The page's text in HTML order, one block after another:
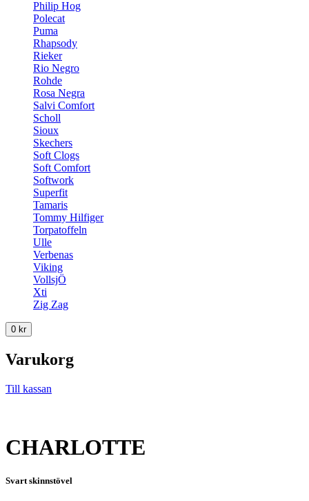
Philip Hog
Polecat
Puma
Rhapsody
Rieker
Rio Negro
Rohde
Rosa Negra
Salvi Comfort
Scholl
Sioux
Skechers
Soft Clogs
Soft Comfort
Softwork
Superfit
Tamaris
Tommy Hilfiger
Torpatoffeln
Ulle
Verbenas
Viking
VollsjÖ
Xti
Zig Zag
0 kr
Varukorg
Till kassan
CHARLOTTE
Svart skinnstövel